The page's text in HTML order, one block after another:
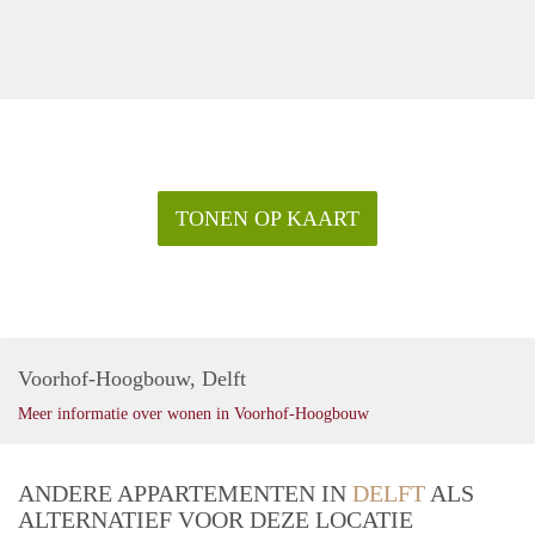
TONEN OP KAART
Voorhof-Hoogbouw, Delft
Meer informatie over wonen in Voorhof-Hoogbouw
ANDERE APPARTEMENTEN IN DELFT ALS
ALTERNATIEF VOOR DEZE LOCATIE